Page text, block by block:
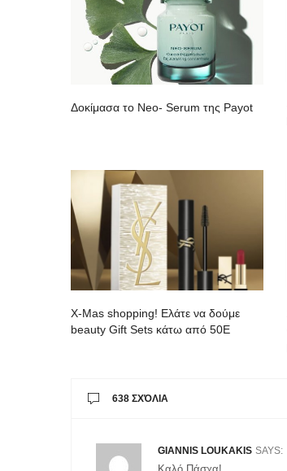
Δοκίμασα το Neo- Serum της Payot
Χ-Mas shopping! Ελάτε να δούμε
beauty Gift Sets κάτω από 50Ε
638 ΣΧΌΛΙΑ
GIANNIS LOUKAKIS SAYS: